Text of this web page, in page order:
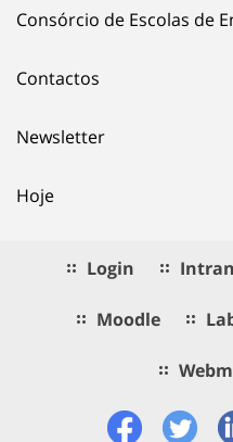
Consórcio de Escolas de
Contactos
Newsletter
Hoje
Login
Moodle